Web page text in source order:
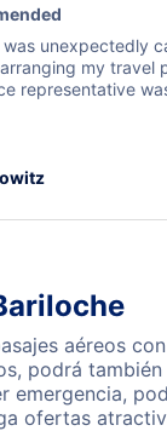
unexpectedly
my travel
representative
found
the excellent
aéreos
podrá
ofertas